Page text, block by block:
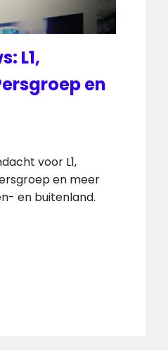
L1,
en
voor L1,
en meer
en buitenland.